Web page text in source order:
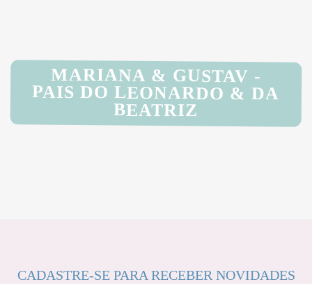
MARIANA & GUSTAV -
PAIS DO LEONARDO & DA
BEATRIZ
CADASTRE-SE PARA RECEBER NOVIDADES